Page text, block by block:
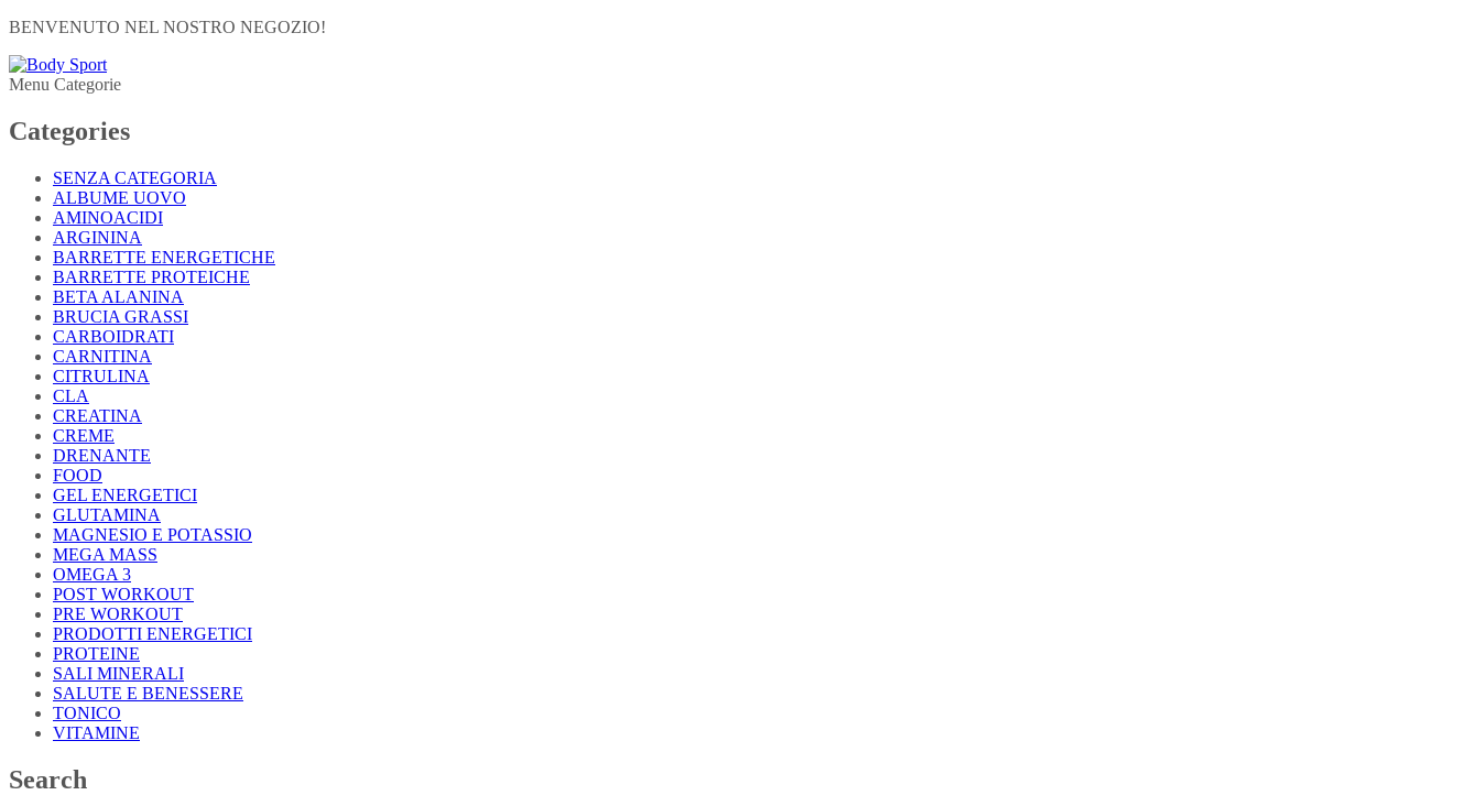
BENVENUTO NEL NOSTRO NEGOZIO!
Menu Categorie
Categories
SENZA CATEGORIA
ALBUME UOVO
AMINOACIDI
ARGININA
BARRETTE ENERGETICHE
BARRETTE PROTEICHE
BETA ALANINA
BRUCIA GRASSI
CARBOIDRATI
CARNITINA
CITRULINA
CLA
CREATINA
CREME
DRENANTE
FOOD
GEL ENERGETICI
GLUTAMINA
MAGNESIO E POTASSIO
MEGA MASS
OMEGA 3
POST WORKOUT
PRE WORKOUT
PRODOTTI ENERGETICI
PROTEINE
SALI MINERALI
SALUTE E BENESSERE
TONICO
VITAMINE
Search